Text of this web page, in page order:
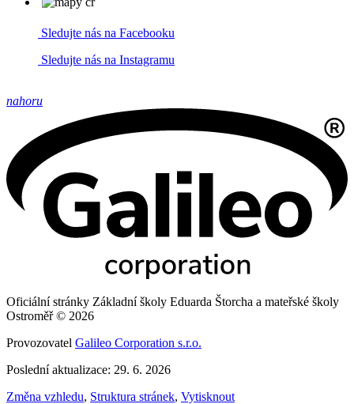
Sledujte nás na Facebooku
Sledujte nás na Instagramu
nahoru
Oficiální stránky Základní školy Eduarda Štorcha a mateřské školy
Ostroměř © 2026
Provozovatel Galileo Corporation s.r.o.
Poslední aktualizace: 29. 6. 2026
Změna vzhledu, Struktura stránek, Vytisknout